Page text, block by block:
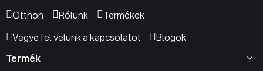
Otthon
Rólunk
Termékek
Vegye fel velünk a kapcsolatot
Blogok
Termék